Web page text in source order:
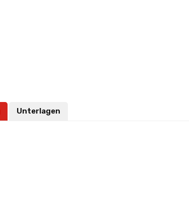
Unterlagen